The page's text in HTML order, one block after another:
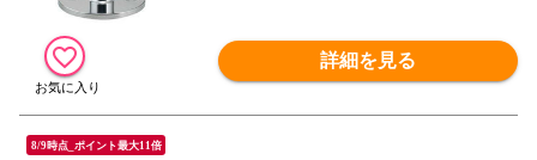
詳細を見る
8/9時点_ポイント最大11倍